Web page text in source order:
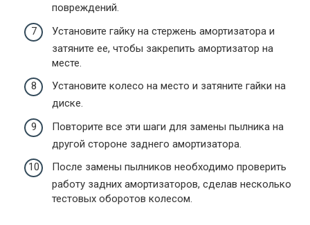
повреждений.
Установите гайку на стержень амортизатора и
затяните ее, чтобы закрепить амортизатор на
месте.
Установите колесо на место и затяните гайки на
диске.
Повторите все эти шаги для замены пылника на
другой стороне заднего амортизатора.
После замены пылников необходимо проверить
работу задних амортизаторов, сделав несколько
тестовых оборотов колесом.